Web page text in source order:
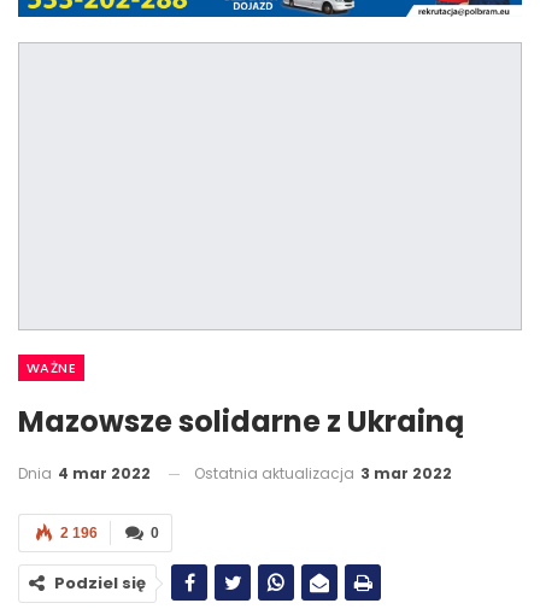
WAŻNE
Mazowsze solidarne z Ukrainą
Dnia 4 mar 2022 Ostatnia aktualizacja 3 mar 2022
0
2 196
Podziel się